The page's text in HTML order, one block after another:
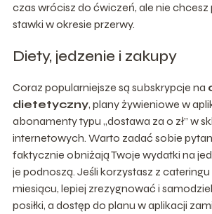
czas wrócisz do ćwiczeń, ale nie chcesz
stawki w okresie przerwy.
Diety, jedzenie i zakupy
Coraz popularniejsze są subskrypcje na
dietetyczny, plany żywieniowe w
abonamenty typu „dostawa za 0 zł” w
internetowych. Warto zadać sobie
faktycznie obniżają Twoje wydatki na
je podnoszą. Jeśli korzystasz z
miesiącu, lepiej zrezygnować i
posiłki, a dostęp do planu w aplikacji